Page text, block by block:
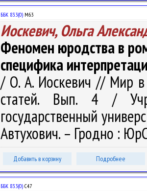
ББК 83.3(0) М63
Иоскевич, Ольга
Феномен юродства в
специфика
/ О. А. Иоскевич // Мир в
статей. Вып. 4 /
государственный
Автухович. – Гродно :
Добавить в корзину Подробнее
ББК 83.3(0) С47